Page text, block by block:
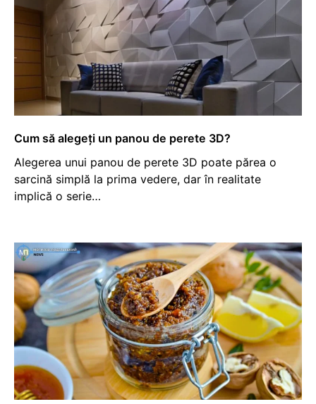
Cum să alegeți un panou de perete 3D?
Alegerea unui panou de perete 3D poate părea o
sarcină simplă la prima vedere, dar în realitate
implică o serie…